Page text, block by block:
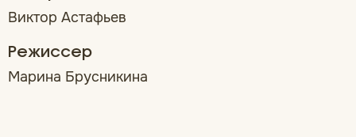
Виктор Астафьев
Режиссер
Марина Брусникина